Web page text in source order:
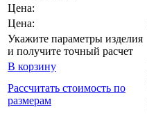
Цена:
Цена:
Укажите параметры изделия
и получите точный расчет
В корзину
Рассчитать стоимость по
размерам